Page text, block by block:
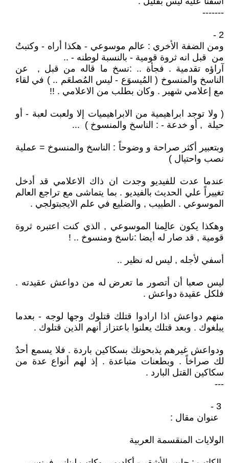
-------
2 -
ومن الضفة الأخري : عالم موسوعي - هكذا أراه - وكتبتُ
من قبل انه ثروة قومية - بالنسبة لوطنه - ..
آراؤه تقدمية . فجأة .. :نسخ ما قاله من قبل , عن
الناسخ والمنسوخ ( المُيسوَع - ليس المُصلعَم .. ) في لقاء
مع إعلامي شهير . وكان بطلب من الاعلامي . !!
( ولا توجد ابراهيمية من الابراهيميات إلا ولعبت لعبة - أو
حيلة , أو خدعة - : الناسخ والمنسوخ ) ...
وبتعبير أكثر صراحة و وضوحاً : الناسخ والمنسوخ = عملية
نصب واحتيال )
عندما عدت للفيديو وجدت ان ذاك الاعلامي قد أدخل
تغييراً علي الحديث بالفيديو . بما يتماشى مع تراجع العالم
الموسوعي . الطبيب , والضليع في علم الايجبتولجي .
وهكذا يكون عالِمنا الموسوعي , الذي كنت اعتبره ثروة
قومية , قد صار له أيضا :ناسخ ومنسوخ .. !
أسفي لأجله , ليس له نظير ..
ليس صعبا أن أتصور ما تعرض له من دواعش عقيدته .
فلكل عقيدة دواعش .
منهم دواعش اذا ارادوا قتلك قتلوك وجها لوجه - بعدما
يبلغوك . وبعد قتلك يعلنوا باعتزاز أنهم الذين قتلوك .
ودواعش غيرهم يذبحونك بسكاكين باردة . فلا يسمع أحدٌ
لك صراخاً . وبطعنات متباعدة . إذ لهم أنواع عدة من
سكاكين القتل البارد .
---
عنوان مقال :
الولايات المنقسمة العربية